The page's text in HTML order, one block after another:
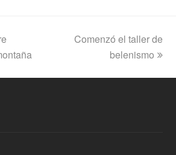
next
Comenzó el taller de
belenismo